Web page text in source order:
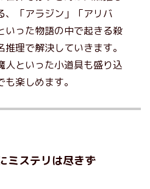
、「アラジン」「アリバ
いった物語の中で起きる殺
理で解決していきます。
人といった小道具も盛り込
楽しめます。
ミステリは尽きず